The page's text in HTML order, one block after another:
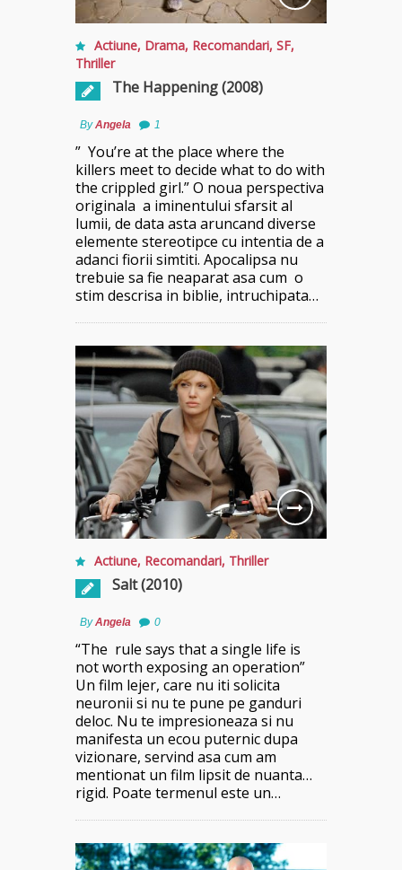
Actiune, Drama, Recomandari, SF,
Thriller
The Happening (2008)
ByAngela 1
” You’re at the place where the
killers meet to decide what to do with
the crippled girl.” O noua perspectiva
originala a iminentului sfarsit al
lumii, de data asta aruncand diverse
elemente stereotipce cu intentia de a
adanci fiorii simtiti. Apocalipsa nu
trebuie sa fie neaparat asa cum o
stim descrisa in biblie, intruchipata…
Actiune, Recomandari, Thriller
Salt (2010)
ByAngela 0
“The rule says that a single life is
not worth exposing an operation”
Un film lejer, care nu iti solicita
neuronii si nu te pune pe ganduri
deloc. Nu te impresioneaza si nu
manifesta un ecou puternic dupa
vizionare, servind asa cum am
mentionat un film lipsit de nuanta…
rigid. Poate termenul este un…